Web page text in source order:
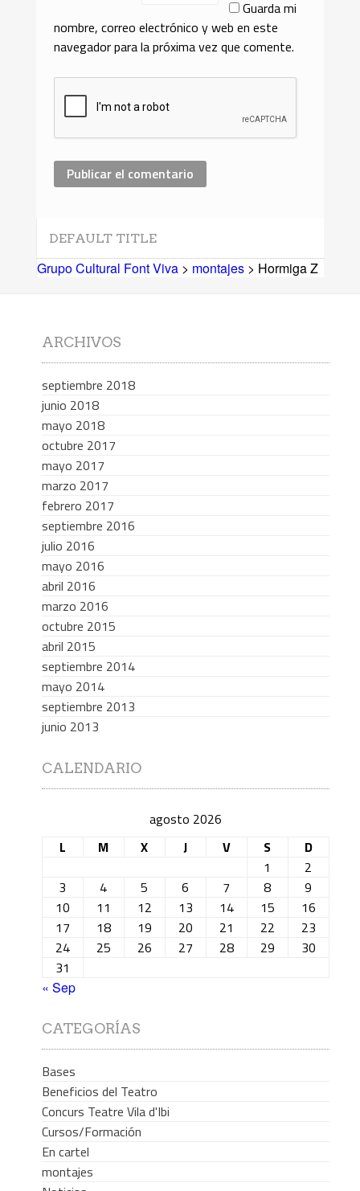
Guarda mi
nombre, correo electrónico y web en este
navegador para la próxima vez que comente.
DEFAULT TITLE
Grupo Cultural Font Viva> montajes> Hormiga Z
ARCHIVOS
septiembre 2018
junio 2018
mayo 2018
octubre 2017
mayo 2017
marzo 2017
febrero 2017
septiembre 2016
julio 2016
mayo 2016
abril 2016
marzo 2016
octubre 2015
abril 2015
septiembre 2014
mayo 2014
septiembre 2013
junio 2013
CALENDARIO
agosto 2026
L
M X J V S
D
1
2
3
4 5 6 7 8
9
10
11 12 13 14 15
16
17
18 19 20 21 22
23
24
25 26 27 28 29
30
31
« Sep
CATEGORÍAS
Bases
Beneficios del Teatro
Concurs Teatre Vila d'Ibi
Cursos/Formación
En cartel
montajes